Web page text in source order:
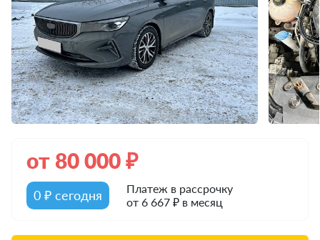
от 80 000₽
0 ₽ сегодня
Платеж в рассрочку
от 6 667 ₽ в месяц